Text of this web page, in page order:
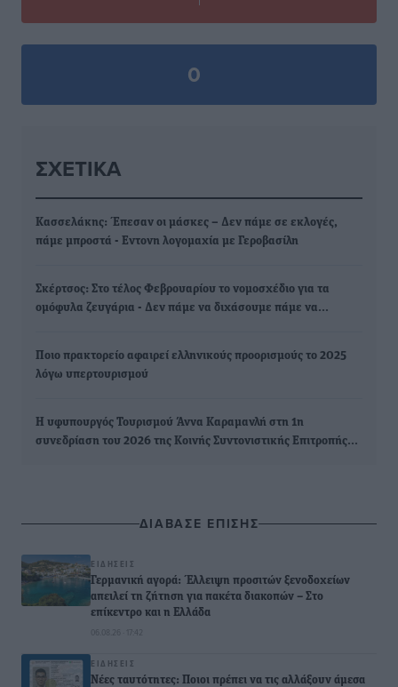
0
ΣΧΕΤΙΚΆ
Κασσελάκης: Έπεσαν οι μάσκες – Δεν πάμε σε εκλογές,
πάμε μπροστά - Εντονη λογομαχία με Γεροβασίλη
Σκέρτσος: Στο τέλος Φεβρουαρίου το νομοσχέδιο για τα
ομόφυλα ζευγάρια - Δεν πάμε να διχάσουμε πάμε να…
Ποιο πρακτορείο αφαιρεί ελληνικούς προορισμούς το 2025
λόγω υπερτουρισμού
Η υφυπουργός Τουρισμού Άννα Καραμανλή στη 1η
συνεδρίαση του 2026 της Κοινής Συντονιστικής Επιτροπής…
ΔΙΑΒΑΣΕ ΕΠΙΣΗΣ
ΕΙΔΉΣΕΙΣ
Γερμανική αγορά: Έλλειψη προσιτών ξενοδοχείων
απειλεί τη ζήτηση για πακέτα διακοπών – Στο
επίκεντρο και η Ελλάδα
06.08.26 · 17:42
ΕΙΔΉΣΕΙΣ
Νέες ταυτότητες: Ποιοι πρέπει να τις αλλάξουν άμεσα